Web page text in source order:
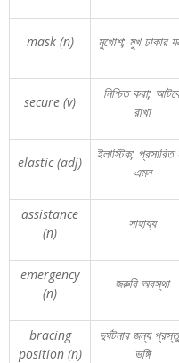
mask (n) মুখোশ; মুখ ঢাকার
secure (v)
নিশ্চিত করা;
রাখা
elastic (adj)
ইলাস্টিক; প্রসারিত
এমন
assistance
(n)
সাহায্য
emergency
(n)
জরুরি অবস্থা
bracing
position (n)
দুর্ঘটনার জন্য
ভঙ্গি